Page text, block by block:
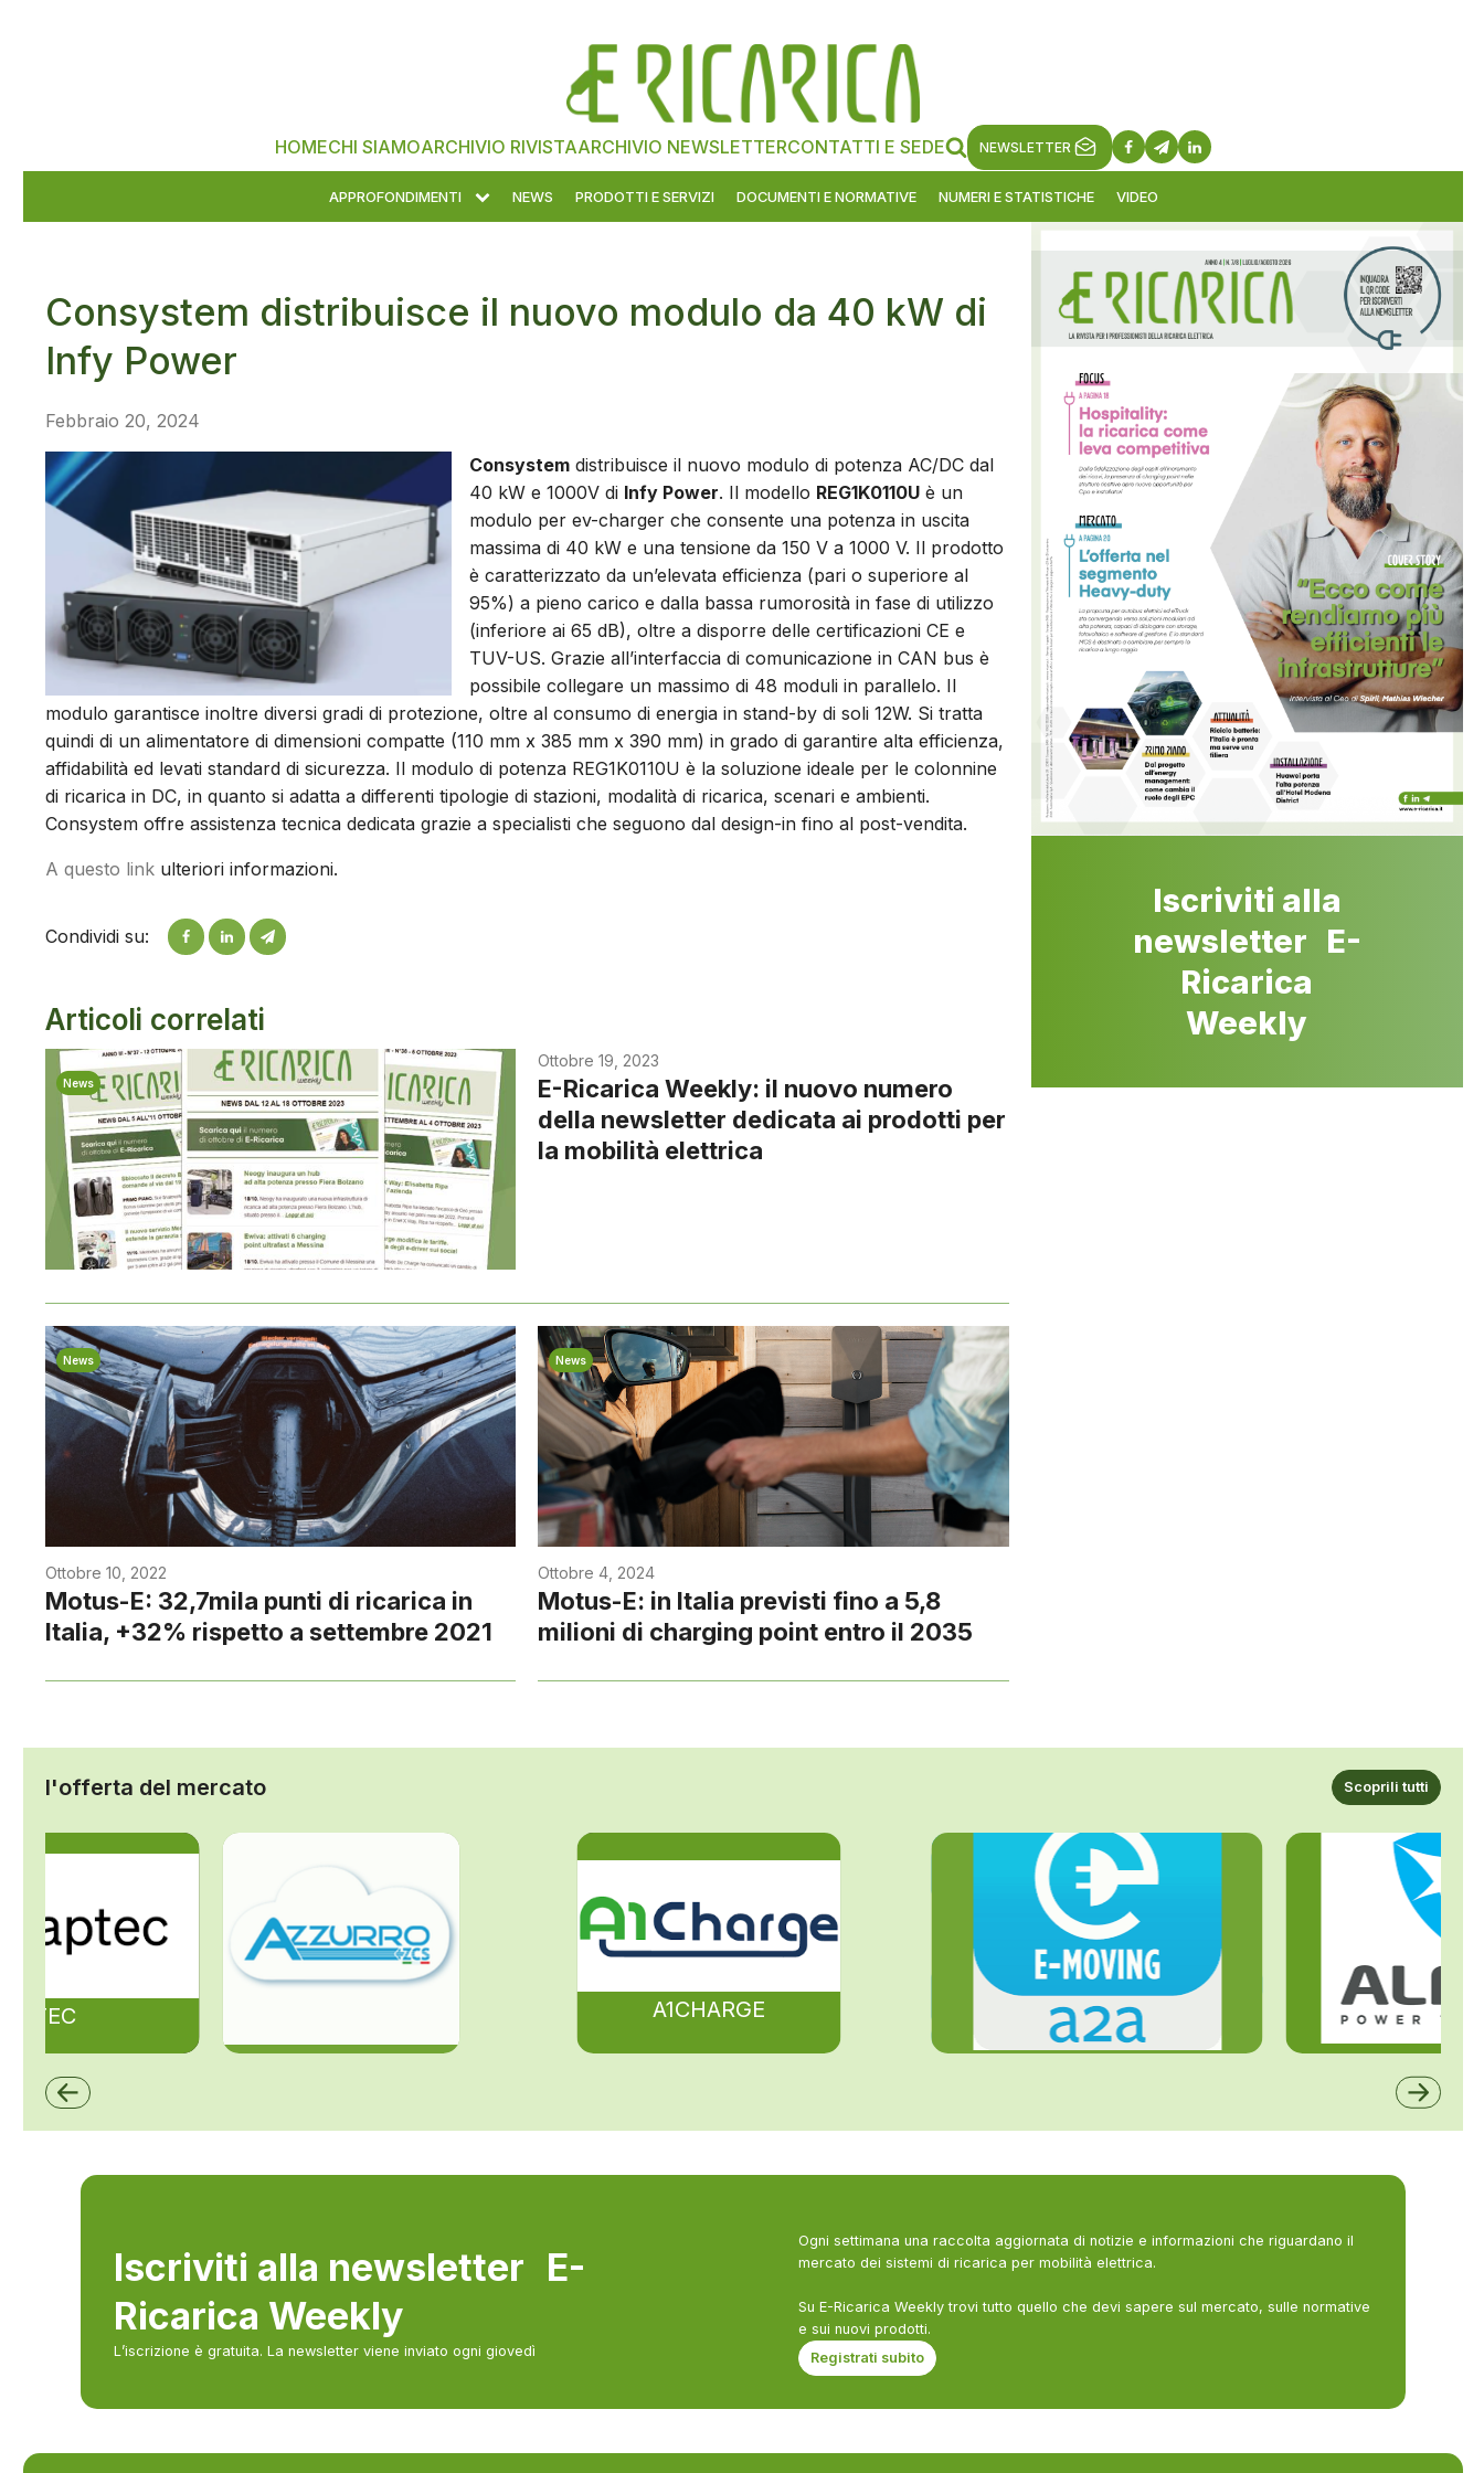
HOMECHI SIAMOARCHIVIO RIVISTAARCHIVIO NEWSLETTERCONTATTI E SEDE NEWSLETTER
APPROFONDIMENTI NEWS PRODOTTI E SERVIZI DOCUMENTI E NORMATIVE NUMERI E STATISTICHE VIDEO
Consystem distribuisce il nuovo modulo da 40 kW di
Infy Power
Febbraio 20, 2024
Consystem distribuisce il nuovo modulo di potenza AC/DC dal
40 kW e 1000V di Infy Power. Il modello REG1K0110U è un
modulo per ev-charger che consente una potenza in uscita
massima di 40 kW e una tensione da 150 V a 1000 V. Il prodotto
è caratterizzato da un’elevata efficienza (pari o superiore al
95%) a pieno carico e dalla bassa rumorosità in fase di utilizzo
(inferiore ai 65 dB), oltre a disporre delle certificazioni CE e
TUV-US. Grazie all’interfaccia di comunicazione in CAN bus è
possibile collegare un massimo di 48 moduli in parallelo. Il
modulo garantisce inoltre diversi gradi di protezione, oltre al consumo di energia in stand-by di soli 12W. Si tratta
quindi di un alimentatore di dimensioni compatte (110 mm x 385 mm x 390 mm) in grado di garantire alta efficienza,
affidabilità ed levati standard di sicurezza. Il modulo di potenza REG1K0110U è la soluzione ideale per le colonnine
di ricarica in DC, in quanto si adatta a differenti tipologie di stazioni, modalità di ricarica, scenari e ambienti.
Consystem offre assistenza tecnica dedicata grazie a specialisti che seguono dal design-in fino al post-vendita.
A questo link ulteriori informazioni.
Condividi su:
Articoli correlati
News
Ottobre 19, 2023
E-Ricarica Weekly: il nuovo numero
della newsletter dedicata ai prodotti per
la mobilità elettrica
News
Ottobre 10, 2022
Motus-E: 32,7mila punti di ricarica in
Italia, +32% rispetto a settembre 2021
News
Ottobre 4, 2024
Motus-E: in Italia previsti fino a 5,8
milioni di charging point entro il 2035
Iscriviti alla
newsletter E-
Ricarica
Weekly
l'offerta del mercato Scoprili tutti
A1CHARGE
ZCS Azzurro
Iscriviti alla newsletter E-
Ricarica Weekly
L’iscrizione è gratuita. La newsletter viene inviato ogni giovedì
Ogni settimana una raccolta aggiornata di notizie e informazioni che riguardano il
mercato dei sistemi di ricarica per mobilità elettrica.
Su E-Ricarica Weekly trovi tutto quello che devi sapere sul mercato, sulle normative
e sui nuovi prodotti.
Registrati subito